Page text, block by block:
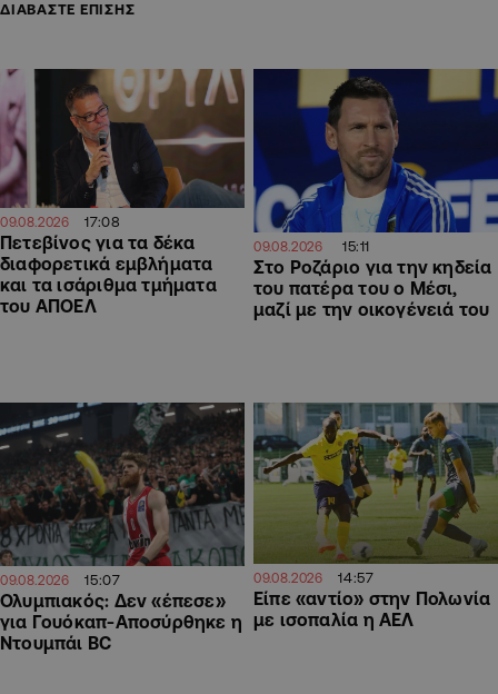
ΔΙΑΒΑΣΤΕ ΕΠΙΣΗΣ
09.08.2026 17:08
Πετεβίνος για τα δέκα
διαφορετικά εμβλήματα
και τα ισάριθμα τμήματα
του ΑΠΟΕΛ
09.08.2026 15:11
Στο Ροζάριο για την κηδεία
του πατέρα του ο Μέσι,
μαζί με την οικογένειά του
09.08.2026 15:07
Ολυμπιακός: Δεν «έπεσε»
για Γουόκαπ-Αποσύρθηκε η
Ντουμπάι BC
09.08.2026 14:57
Είπε «αντίο» στην Πολωνία
με ισοπαλία η ΑΕΛ